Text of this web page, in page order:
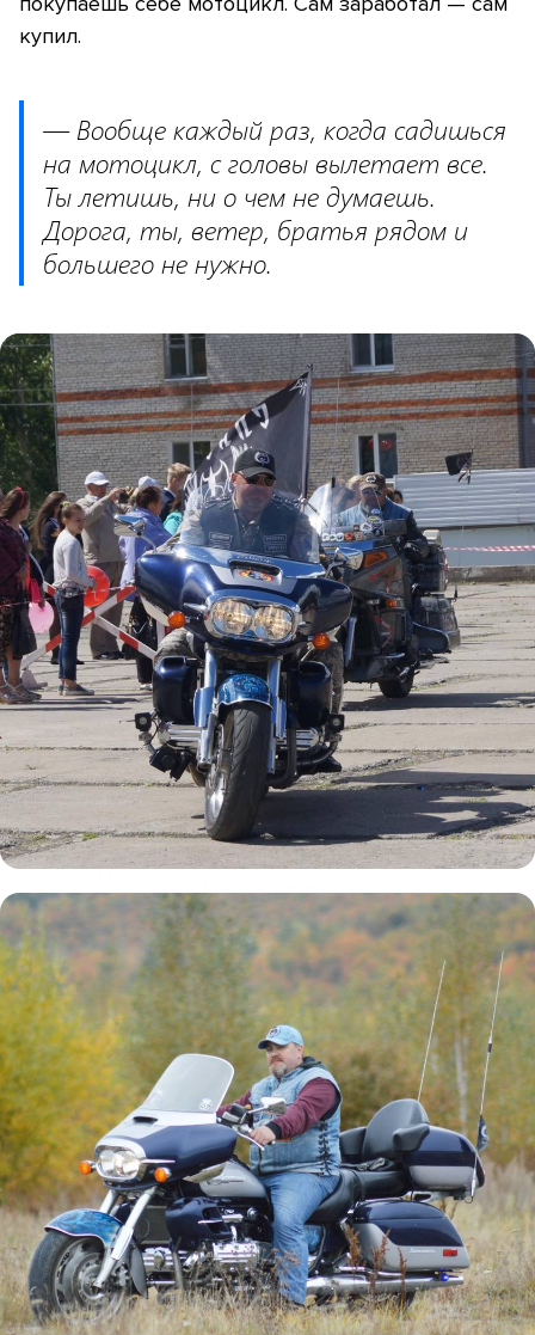
купил.
— Вообще каждый раз, когда садишься
на мотоцикл, с головы вылетает все.
Ты летишь, ни о чем не думаешь.
Дорога, ты, ветер, братья рядом и
большего не нужно.